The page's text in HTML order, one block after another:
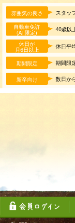
雰囲気の良さ スタッ
自動車免許
(AT限定)
40歳以
休日が
月6日以上
休日平
期間限定 期間限
新卒向け 数日か